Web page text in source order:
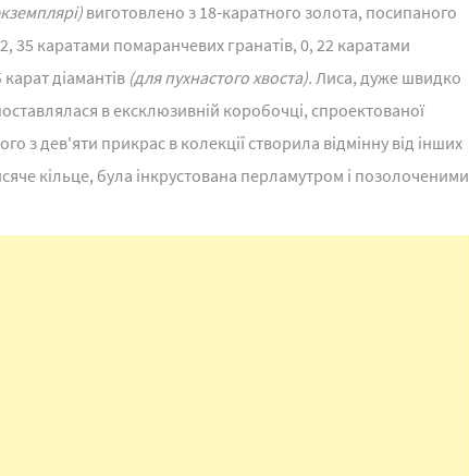
виготовлено з 18-каратного золота, посипаного
каратами помаранчевих гранатів, 0, 22 каратами
карат діамантів (для пухнастого хвоста). Лиса, дуже швидко
в ексклюзивній коробочці, спроектованої
з дев'яти прикрас в колекції створила відмінну від інших
кільце, була інкрустована перламутром і позолоченими